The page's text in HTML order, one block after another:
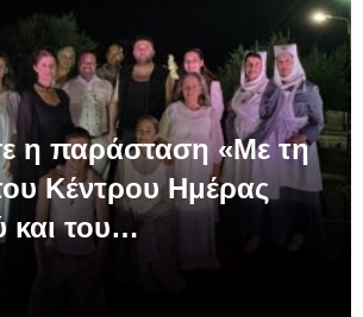
η παράσταση «Με τη
Κέντρου Ημέρας
και του…